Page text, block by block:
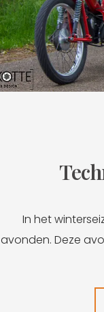
In het
avonden. Deze